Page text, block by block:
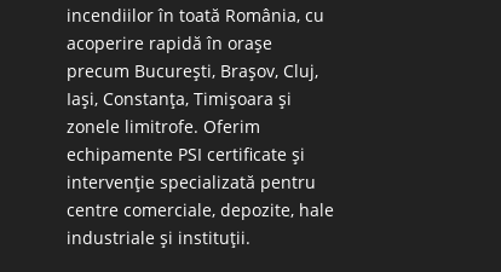
incendiilor în toată România, cu
acoperire rapidă în orașe
precum București, Brașov, Cluj,
Iași, Constanța, Timișoara și
zonele limitrofe. Oferim
echipamente PSI certificate și
intervenție specializată pentru
centre comerciale, depozite, hale
industriale și instituții.